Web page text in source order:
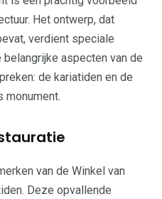
Het ontwerp, dat
verdient speciale
aspecten van de
de kariatiden en de
monument.
van de Winkel van
Deze opvallende